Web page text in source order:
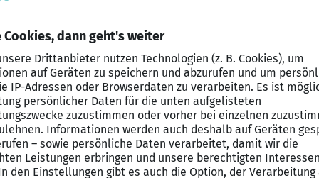
Datenschutzerklärung Impressum HTML Sitemap